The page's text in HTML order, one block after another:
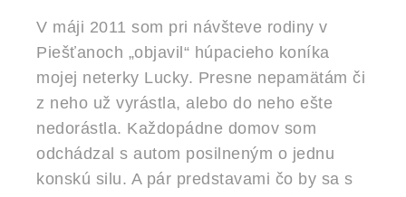
V máji 2011 som pri návšteve rodiny v
Piešťanoch „objavil“ húpacieho koníka
mojej neterky Lucky. Presne nepamätám či
z neho už vyrástla, alebo do neho ešte
nedorástla. Každopádne domov som
odchádzal s autom posilneným o jednu
konskú silu. A pár predstavami čo by sa s